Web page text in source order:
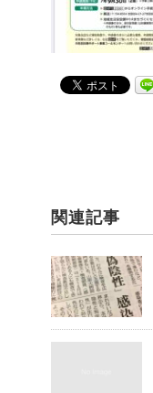
関連記事